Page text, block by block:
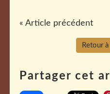
« Article précédent
Retour à
Partager cet